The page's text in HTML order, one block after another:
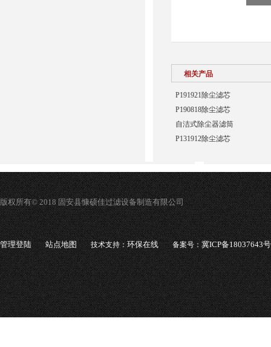
相关产品
P191921除尘滤芯
P190818除尘滤芯
自洁式除尘器滤筒
P131912除尘滤芯
版权所有© 2018 固安县慷硕佳过滤设备制造有限公司
管理登陆 站点地图 技术支持：环保在线 备案号：冀ICP备18037643